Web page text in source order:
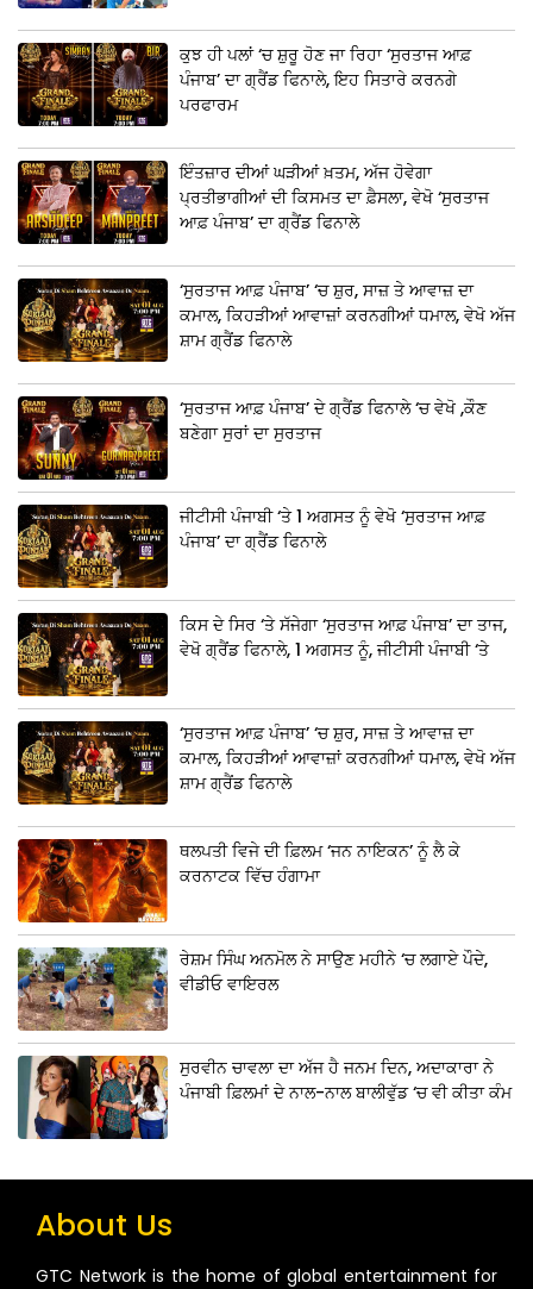
ਕੁਝ ਹੀ ਪਲਾਂ ‘ਚ ਸ਼ੁਰੂ ਹੋਣ ਜਾ ਰਿਹਾ ‘ਸੁਰਤਾਜ ਆਫ਼
ਪੰਜਾਬ’ ਦਾ ਗ੍ਰੈਂਡ ਫਿਨਾਲੇ, ਇਹ ਸਿਤਾਰੇ ਕਰਨਗੇ
ਪਰਫਾਰਮ
ਇੰਤਜ਼ਾਰ ਦੀਆਂ ਘੜੀਆਂ ਖ਼ਤਮ, ਅੱਜ ਹੋਵੇਗਾ
ਪ੍ਰਤੀਭਾਗੀਆਂ ਦੀ ਕਿਸਮਤ ਦਾ ਫ਼ੈਸਲਾ, ਵੇਖੋ ‘ਸੁਰਤਾਜ
ਆਫ਼ ਪੰਜਾਬ’ ਦਾ ਗ੍ਰੈਂਡ ਫਿਨਾਲੇ
‘ਸੁਰਤਾਜ ਆਫ਼ ਪੰਜਾਬ’ ‘ਚ ਸ਼ੁਰ, ਸਾਜ਼ ਤੇ ਆਵਾਜ਼ ਦਾ
ਕਮਾਲ, ਕਿਹੜੀਆਂ ਆਵਾਜ਼ਾਂ ਕਰਨਗੀਆਂ ਧਮਾਲ, ਵੇਖੋ ਅੱਜ
ਸ਼ਾਮ ਗ੍ਰੈਂਡ ਫਿਨਾਲੇ
‘ਸੁਰਤਾਜ ਆਫ਼ ਪੰਜਾਬ’ ਦੇ ਗ੍ਰੈਂਡ ਫਿਨਾਲੇ ‘ਚ ਵੇਖੋ ,ਕੌਣ
ਬਣੇਗਾ ਸੁਰਾਂ ਦਾ ਸੁਰਤਾਜ
ਜੀਟੀਸੀ ਪੰਜਾਬੀ ‘ਤੇ 1 ਅਗਸਤ ਨੂੰ ਵੇਖੋ ‘ਸੁਰਤਾਜ ਆਫ਼
ਪੰਜਾਬ’ ਦਾ ਗ੍ਰੈਂਡ ਫਿਨਾਲੇ
ਕਿਸ ਦੇ ਸਿਰ ‘ਤੇ ਸੱਜੇਗਾ ‘ਸੁਰਤਾਜ ਆਫ਼ ਪੰਜਾਬ’ ਦਾ ਤਾਜ,
ਵੇਖੋ ਗ੍ਰੈਂਡ ਫਿਨਾਲੇ, 1 ਅਗਸਤ ਨੂੰ, ਜੀਟੀਸੀ ਪੰਜਾਬੀ ‘ਤੇ
‘ਸੁਰਤਾਜ ਆਫ਼ ਪੰਜਾਬ’ ‘ਚ ਸ਼ੁਰ, ਸਾਜ਼ ਤੇ ਆਵਾਜ਼ ਦਾ
ਕਮਾਲ, ਕਿਹੜੀਆਂ ਆਵਾਜ਼ਾਂ ਕਰਨਗੀਆਂ ਧਮਾਲ, ਵੇਖੋ ਅੱਜ
ਸ਼ਾਮ ਗ੍ਰੈਂਡ ਫਿਨਾਲੇ
ਥਲਪਤੀ ਵਿਜੇ ਦੀ ਫ਼ਿਲਮ ‘ਜਨ ਨਾਇਕਨ’ ਨੂੰ ਲੈ ਕੇ
ਕਰਨਾਟਕ ਵਿੱਚ ਹੰਗਾਮਾ
ਰੇਸ਼ਮ ਸਿੰਘ ਅਨਮੋਲ ਨੇ ਸਾਉਣ ਮਹੀਨੇ ‘ਚ ਲਗਾਏ ਪੌਦੇ,
ਵੀਡੀਓ ਵਾਇਰਲ
ਸੁਰਵੀਨ ਚਾਵਲਾ ਦਾ ਅੱਜ ਹੈ ਜਨਮ ਦਿਨ, ਅਦਾਕਾਰਾ ਨੇ
ਪੰਜਾਬੀ ਫ਼ਿਲਮਾਂ ਦੇ ਨਾਲ-ਨਾਲ ਬਾਲੀਵੁੱਡ ‘ਚ ਵੀ ਕੀਤਾ ਕੰਮ
About Us
GTC Network is the home of global entertainment for